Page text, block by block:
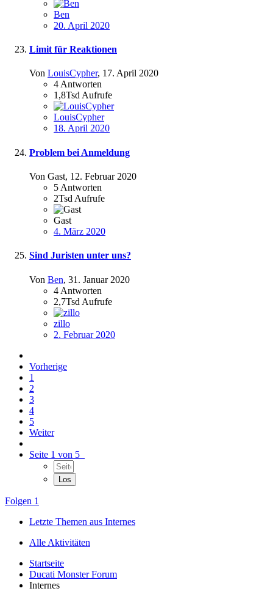
Ben
20. April 2020
Limit für Reaktionen
Von LouisCypher, 17. April 2020
4Antworten
1,8TsdAufrufe
LouisCypher
18. April 2020
Problem bei Anmeldung
Von Gast, 12. Februar 2020
5 Antworten
2Tsd Aufrufe
Gast
4. März 2020
Sind Juristen unter uns?
Von Ben, 31. Januar 2020
4 Antworten
2,7Tsd Aufrufe
zillo
2. Februar 2020
Vorherige
1
2
3
4
5
Weiter
Seite 1 von 5
Folgen 1
Letzte Themen aus Internes
Alle Aktivitäten
Startseite
Ducati Monster Forum
Internes